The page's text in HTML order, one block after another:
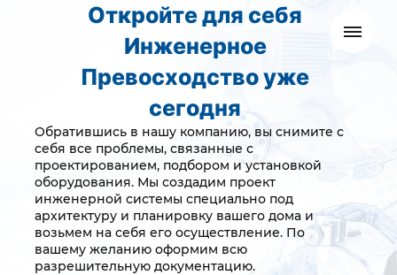
Откройте для себя
Инженерное
Превосходство уже
сегодня
Обратившись в нашу компанию, вы снимите с
себя все проблемы, связанные с
проектированием, подбором и установкой
оборудования. Мы создадим проект
инженерной системы специально под
архитектуру и планировку вашего дома и
возьмем на себя его осуществление. По
вашему желанию оформим всю
разрешительную документацию.